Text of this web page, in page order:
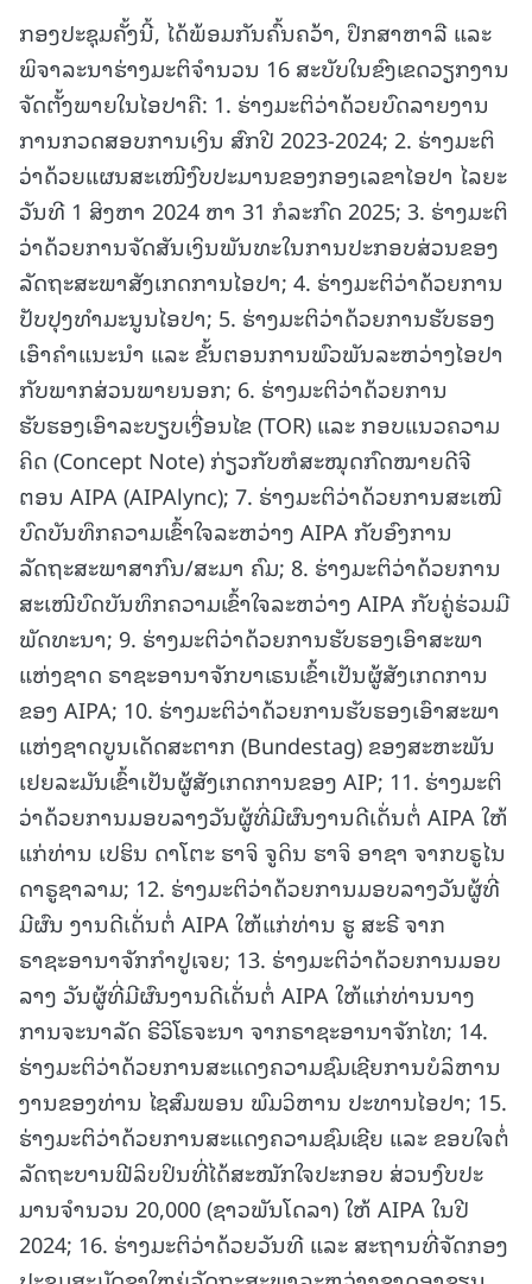
ກອງປະຊຸມຄັ້ງນີ້, ໄດ້ພ້ອມກັນຄົ້ນຄວ້າ, ປຶກສາຫາລື ແລະ
ພິຈາລະນາຮ່າງມະຕິຈຳນວນ 16 ສະບັບໃນຂົງເຂດວຽກງານ
ຈັດຕັ້ງພາຍໃນໄອປາຄື: 1. ຮ່າງມະຕິວ່າດ້ວຍບົດລາຍງານ
ການກວດສອບການເງິນ ສົກປີ 2023-2024; 2. ຮ່າງມະຕິ
ວ່າດ້ວຍແຜນສະເໜີງົບປະມານຂອງກອງເລຂາໄອປາ ໄລຍະ
ວັນທີ 1 ສິງຫາ 2024 ຫາ 31 ກໍລະກົດ 2025; 3. ຮ່າງມະຕິ
ວ່າດ້ວຍການຈັດສັນເງິນພັນທະໃນການປະກອບສ່ວນຂອງ
ລັດຖະສະພາສັງເກດການໄອປາ; 4. ຮ່າງມະຕິວ່າດ້ວຍການ
ປັບປຸງທຳມະນູນໄອປາ; 5. ຮ່າງມະຕິວ່າດ້ວຍການຮັບຮອງ
ເອົາຄໍາແນະນຳ ແລະ ຂັ້ນຕອນການພົວພັນລະຫວ່າງໄອປາ
ກັບພາກສ່ວນພາຍນອກ; 6. ຮ່າງມະຕິວ່າດ້ວຍການ
ຮັບຮອງເອົາລະບຽບເງື່ອນໄຂ (TOR) ແລະ ກອບແນວຄວາມ
ຄິດ (Concept Note) ກ່ຽວກັບຫໍສະໝຸດກົດໝາຍດີຈີ
ຕອນ AIPA (AIPAlync); 7. ຮ່າງມະຕິວ່າດ້ວຍການສະເໜີ
ບົດບັນທຶກຄວາມເຂົ້າໃຈລະຫວ່າງ AIPA ກັບອົງການ
ລັດຖະສະພາສາກົນ/ສະມາ ຄົມ; 8. ຮ່າງມະຕິວ່າດ້ວຍການ
ສະເໜີບົດບັນທຶກຄວາມເຂົ້າໃຈລະຫວ່າງ AIPA ກັບຄູ່ຮ່ວມມື
ພັດທະນາ; 9. ຮ່າງມະຕິວ່າດ້ວຍການຮັບຮອງເອົາສະພາ
ແຫ່ງຊາດ ຣາຊະອານາຈັກບາເຣນເຂົ້າເປັນຜູ້ສັງເກດການ
ຂອງ AIPA; 10. ຮ່າງມະຕິວ່າດ້ວຍການຮັບຮອງເອົາສະພາ
ແຫ່ງຊາດບູນເດັດສະຕາກ (Bundestag) ຂອງສະຫະພັນ
ເຢຍລະມັນເຂົ້າເປັນຜູ້ສັງເກດການຂອງ AIP; 11. ຮ່າງມະຕິ
ວ່າດ້ວຍການມອບລາງວັນຜູ້ທີ່ມີຜົນງານດີເດັ່ນຕໍ່ AIPA ໃຫ້
ແກ່ທ່ານ ເປຮິນ ດາໂຕະ ຮາຈິ ຈູດິນ ຮາຈິ ອາຊາ ຈາກບຣູໄນ
ດາຣູຊາລາມ; 12. ຮ່າງມະຕິວ່າດ້ວຍການມອບລາງວັນຜູ້ທີ່
ມີຜົນ ງານດີເດັ່ນຕໍ່ AIPA ໃຫ້ແກ່ທ່ານ ຮູ ສະຣີ ຈາກ
ຣາຊະອານາຈັກກຳປູເຈຍ; 13. ຮ່າງມະຕິວ່າດ້ວຍການມອບ
ລາງ ວັນຜູ້ທີ່ມີຜົນງານດີເດັ່ນຕໍ່ AIPA ໃຫ້ແກ່ທ່ານນາງ
ການຈະນາລັດ ຣີວິໂຣຈະນາ ຈາກຣາຊະອານາຈັກໄທ; 14.
ຮ່າງມະຕິວ່າດ້ວຍການສະແດງຄວາມຊົມເຊີຍການບໍລິຫານ
ງານຂອງທ່ານ ໄຊສົມພອນ ພົມວິຫານ ປະທານໄອປາ; 15.
ຮ່າງມະຕິວ່າດ້ວຍການສະແດງຄວາມຊົມເຊີຍ ແລະ ຂອບໃຈຕໍ່
ລັດຖະບານຟີລິບປິນທີ່ໄດ້ສະໝັກໃຈປະກອບ ສ່ວນງົບປະ
ມານຈໍານວນ 20,000 (ຊາວພັນໂດລາ) ໃຫ້ AIPA ໃນປີ
2024; 16. ຮ່າງມະຕິວ່າດ້ວຍວັນທີ ແລະ ສະຖານທີ່ຈັດກອງ